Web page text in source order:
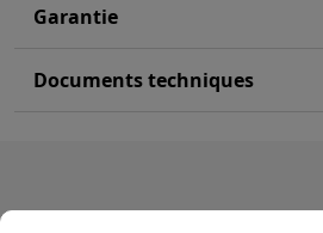
Garantie
Documents techniques